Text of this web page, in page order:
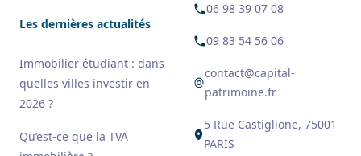
Les dernières actualités
Immobilier étudiant : dans
quelles villes investir en
2026 ?
Qu’est-ce que la TVA
06 98 39 07 08
09 83 54 56 06
contact@capital-
patrimoine.fr
5 Rue Castiglione, 75001
PARIS